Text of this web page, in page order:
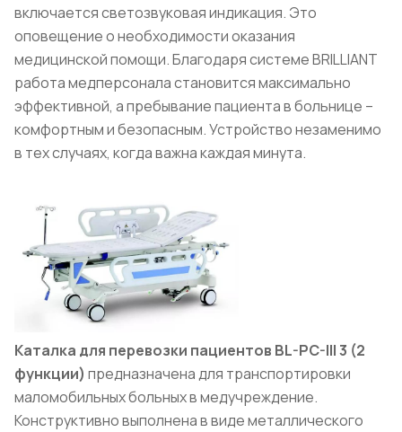
включается светозвуковая индикация. Это
оповещение о необходимости оказания
медицинской помощи. Благодаря системе BRILLIANT
работа медперсонала становится максимально
эффективной, а пребывание пациента в больнице –
комфортным и безопасным. Устройство незаменимо
в тех случаях, когда важна каждая минута.
Каталка для перевозки пациентов BL-PC-III 3 (2
функции) предназначена для транспортировки
маломобильных больных в медучреждение.
Конструктивно выполнена в виде металлического